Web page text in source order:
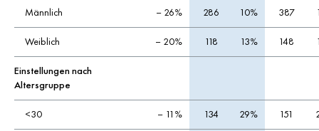
Männlich – 26% 286 10% 387
Weiblich – 20% 118 13% 148
Einstellungen nach
Altersgruppe
<30 – 11% 134 29% 151